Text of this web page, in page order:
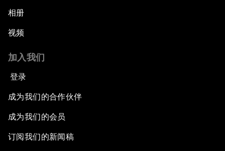
相册
视频
加入我们
登录
成为我们的合作伙伴
成为我们的会员
订阅我们的新闻稿